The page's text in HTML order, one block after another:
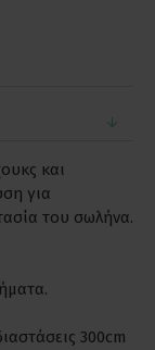
και
για
του σωλήνα.
300cm